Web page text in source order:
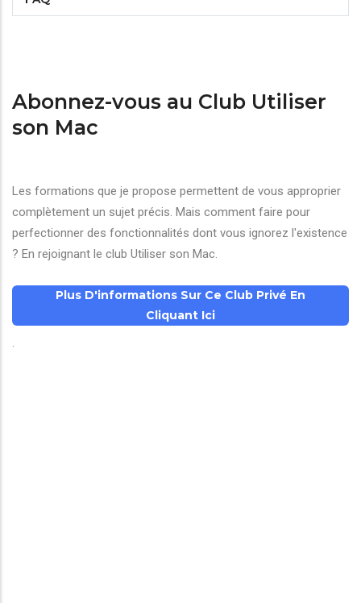
Abonnez-vous au Club Utiliser
son Mac
Les formations que je propose permettent de vous approprier
complètement un sujet précis. Mais comment faire pour
perfectionner des fonctionnalités dont vous ignorez l'existence
? En rejoignant le club Utiliser son Mac.
Plus D'informations Sur Ce Club Privé En
Cliquant Ici
.